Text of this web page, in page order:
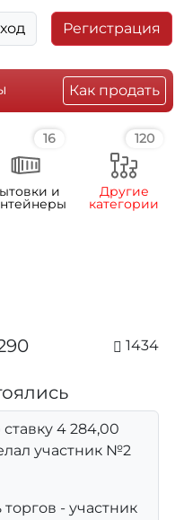
Регистрация
Как продать
16
и
120
Другие
категории
1434
4 284,00
участник №2
- участник